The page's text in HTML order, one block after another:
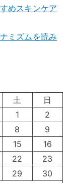
めスキンケア
ミズムを読み
土
日
1
2
8
9
15
16
22
23
29 30